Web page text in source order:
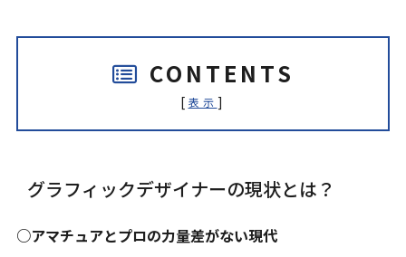
CONTENTS
[ 表示 ]
グラフィックデザイナーの現状とは？
○アマチュアとプロの力量差がない現代